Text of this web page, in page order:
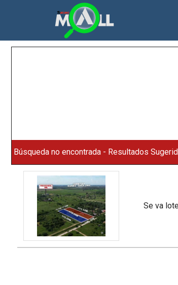
Búsqueda no encontrada - Resultados
Se va